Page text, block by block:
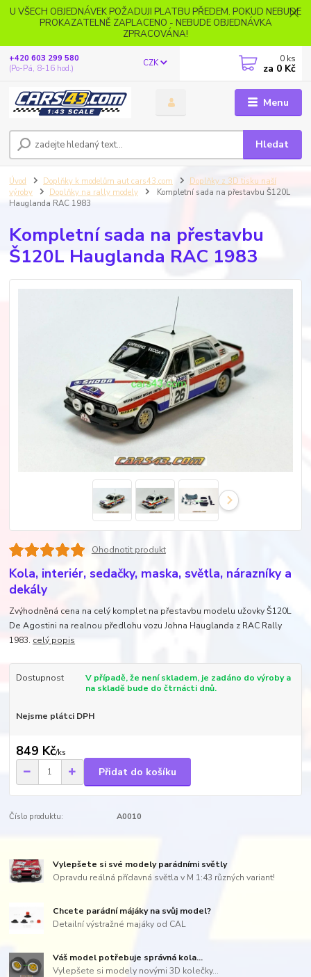
U VŠECH OBJEDNÁVEK POŽADUJI PLATBU PŘEDEM. POKUD NEBUDE
PROKAZATELNĚ ZAPLACENO - NEBUDE OBJEDNÁVKA
ZPRACOVÁNA!
Menu
CZK
Hledat
+420 603 299 580
(Po-Pá, 8-16 hod.)
0 ks
za 0 Kč
Úvod Doplňky k modelům aut cars43.com
Doplňky z 3D tisku naší
výroby
Doplňky na rally modely
Kompletní sada na přestavbu Š120L
Hauglanda RAC 1983
Kompletní sada na přestavbu
Š120L Hauglanda RAC 1983
Ohodnotit produkt
Kola, interiér, sedačky, maska, světla, nárazníky a
dekály
Zvýhodněná cena na celý komplet na přestavbu modelu užovky Š120L
De Agostini na realnou předlohu vozu Johna Hauglanda z RAC Rally
1983. celý popis
Dostupnost
V případě, že není skladem, je zadáno do výroby a
na skladě bude do čtrnácti dnů.
Nejsme plátci DPH
849 Kč/ks
Přidat do košíku
Číslo produktu: A0010
Vylepšete si své modely parádními světly
Opravdu reálná přídavná světla v M 1:43 různých variant!
Chcete parádní májáky na svůj model?
Detailní výstražné majáky od CAL
Váš model potřebuje správná kola...
Vylepšete si modely novými 3D kolečky...